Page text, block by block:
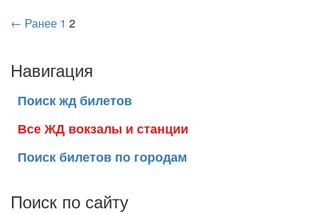
← Ранее 1 2
Навигация
Поиск жд билетов
Все ЖД вокзалы и станции
Поиск билетов по городам
Поиск по сайту